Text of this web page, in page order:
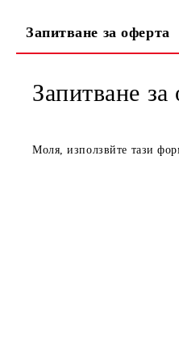
Запитване за оферта
Запитване за
Моля, използвйте тази